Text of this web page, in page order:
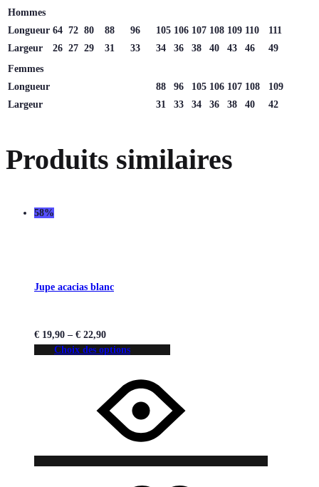
Hommes
Longueur 64 72 80 88 96 105 106 107 108 109 110
111
Largeur
26 27 29 31 33 34 36 38 40 43 46
49
Femmes
Longueur
88 96 105 106 107 108
109
Largeur
31 33 34 36 38 40 42
Produits similaires
58%
Jupe acacias blanc
€ 19,90 – € 22,90
Choix des options